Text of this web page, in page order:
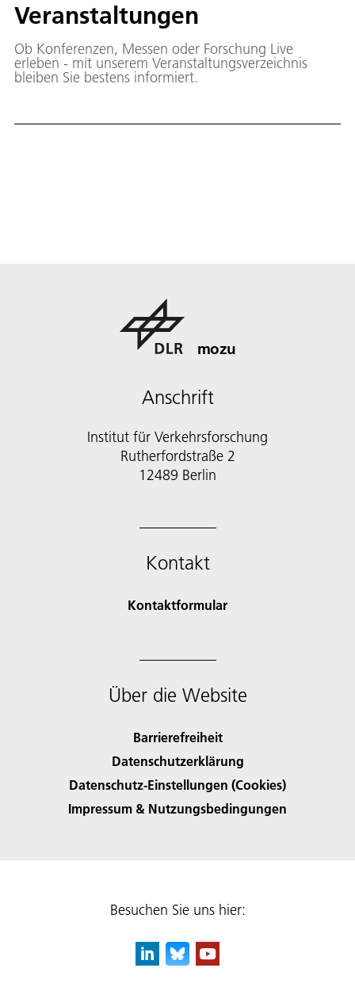
Veranstaltungen
Ob Konferenzen, Messen oder Forschung Live
erleben - mit unserem Veranstaltungsverzeichnis
bleiben Sie bestens informiert.
mozu
Anschrift
Institut für Verkehrsforschung
Rutherfordstraße 2
12489 Berlin
Kontakt
Kontaktformular
Über die Website
Barrierefreiheit
Datenschutzerklärung
Datenschutz-Einstellungen (Cookies)
Impressum & Nutzungsbedingungen
Besuchen Sie uns hier: